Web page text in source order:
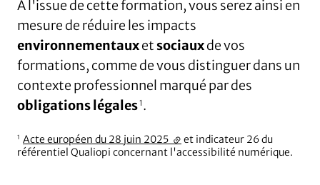
À l'issue de cette formation, vous serez ainsi en
mesure de réduire les impacts
environnementauxetsociauxde vos
formations, comme de vous distinguer dans un
contexte professionnel marqué par des
obligations légales1 .
1 Acte européen du 28 juin 2025 (lien externe)
et indicateur 26 du
référentiel Qualiopi concernant l'accessibilité numérique.